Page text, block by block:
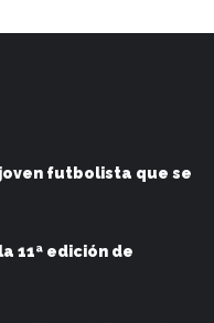
futbolista que se
11ª edición de